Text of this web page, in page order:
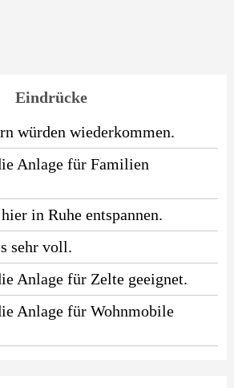
Eindrücke
würden wiederkommen.
Anlage für Familien
in Ruhe entspannen.
sehr voll.
Anlage für Zelte geeignet.
Anlage für Wohnmobile